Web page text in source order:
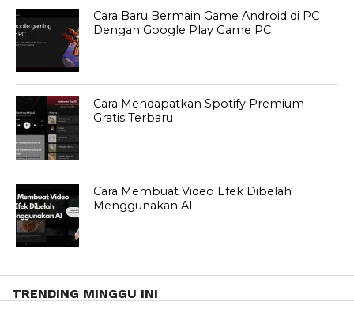
Cara Baru Bermain Game Android di PC
Dengan Google Play Game PC
Cara Mendapatkan Spotify Premium
Gratis Terbaru
Cara Membuat Video Efek Dibelah
Menggunakan AI
TRENDING MINGGU INI